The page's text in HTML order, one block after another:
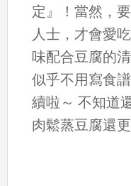
定』！當然，
人士，才會愛
味配合豆腐的
似乎不用寫食
續啦～ 不知道
肉鬆蒸豆腐還